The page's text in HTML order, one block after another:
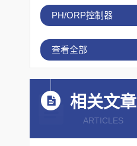
PH/ORP控制器
查看全部
相关文章
ARTICLES